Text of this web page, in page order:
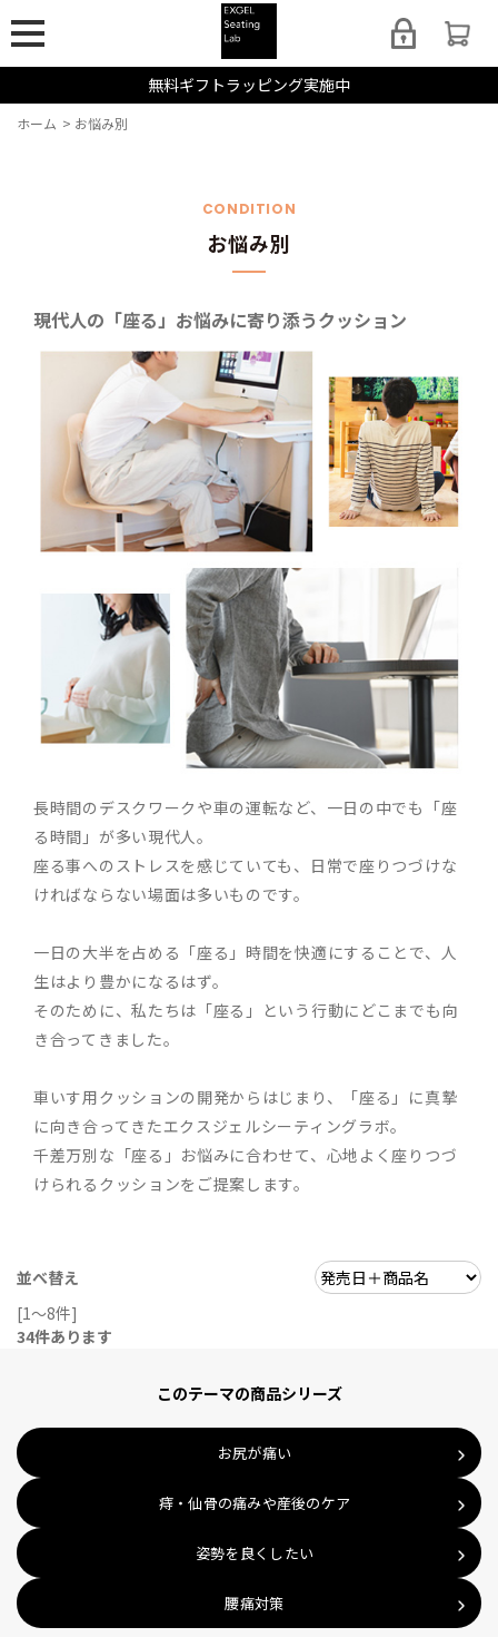
無料ギフトラッピング実施中
CONDITION
お悩み別
現代人の「座る」お悩みに寄り添うクッション
長時間のデスクワークや車の運転など、一日の中でも「座
る時間」が多い現代人。
座る事へのストレスを感じていても、日常で座りつづけな
ければならない場面は多いものです。
一日の大半を占める「座る」時間を快適にすることで、人
生はより豊かになるはず。
そのために、私たちは「座る」という行動にどこまでも向
き合ってきました。
車いす用クッションの開発からはじまり、「座る」に真摯
に向き合ってきたエクスジェルシーティングラボ。
千差万別な「座る」お悩みに合わせて、心地よく座りつづ
けられるクッションをご提案します。
並べ替え
[1～8件]
34件あります
このテーマの商品シリーズ
お尻が痛い
痔・仙骨の痛みや産後のケア
姿勢を良くしたい
腰痛対策
ホーム > お悩み別